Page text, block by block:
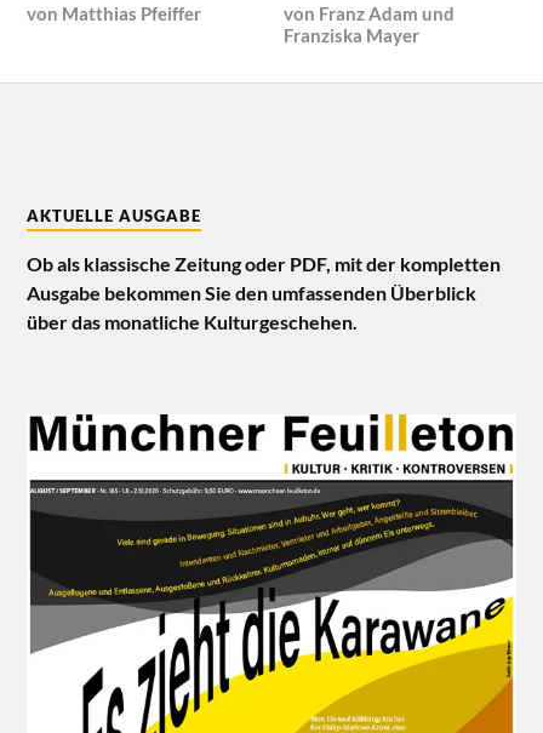
von Matthias Pfeiffer von Franz Adam und
Franziska Mayer
AKTUELLE AUSGABE
Ob als klassische Zeitung oder PDF, mit der kompletten
Ausgabe bekommen Sie den umfassenden Überblick
über das monatliche Kulturgeschehen.